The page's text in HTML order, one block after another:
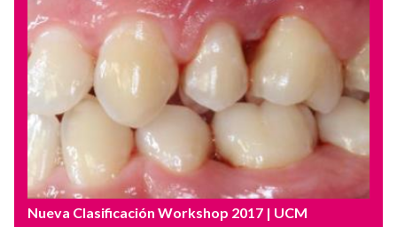
Nueva Clasificación Workshop 2017 | UCM